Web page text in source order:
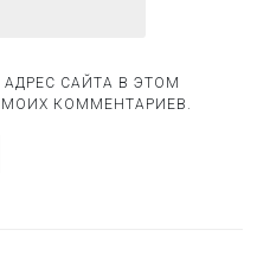
САЙТА В ЭТОМ
КОММЕНТАРИЕВ.